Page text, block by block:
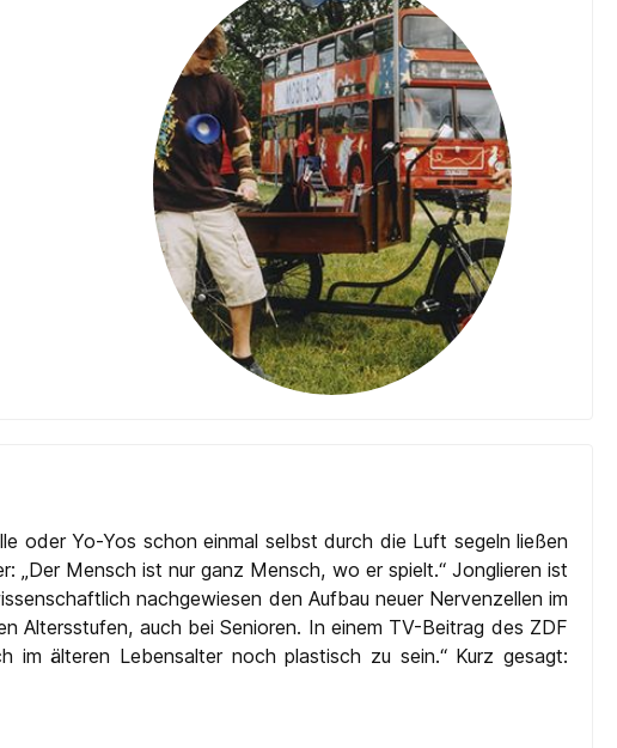
oder Yo-Yos schon einmal selbst durch die Luft segeln ließen
„Der Mensch ist nur ganz Mensch, wo er spielt.“ Jonglieren ist
nachgewiesen den Aufbau neuer Nervenzellen im
Altersstufen, auch bei Senioren. In einem TV-Beitrag des ZDF
älteren Lebensalter noch plastisch zu sein.“ Kurz gesagt: